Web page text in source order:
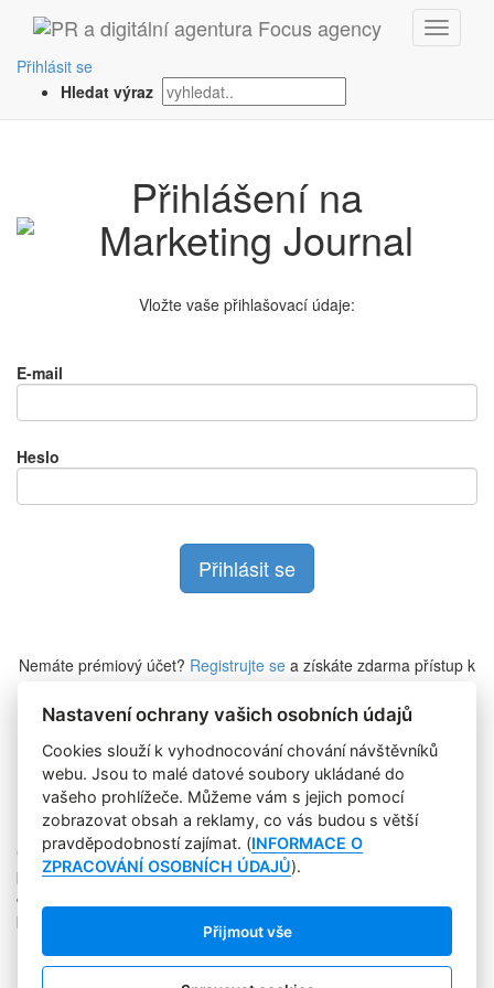
Přihlásit se
Hledat výraz
Přihlášení na
Vložte vaše přihlašovací údaje:
E-mail
Heslo
Nemáte prémiový účet? Registrujte se a získáte zdarma přístup k
Zapomněli jste heslo?
Copyright © 2004-2020 Focus Agency, s.r.o. Plné znění licenčních
podmínek. ISSN 1803-957X
Jakékoliv publikování, přebírání nebo šíření obsahu je bez
písemného souhlasu Focus Agency, s.r.o. zakázáno.
RSS 1
Štítky
Nastavení ochrany vašich osobních údajů
Cookies slouží k vyhodnocování chování návštěvníků
webu. Jsou to malé datové soubory ukládané do
vašeho prohlížeče. Můžeme vám s jejich pomocí
zobrazovat obsah a reklamy, co vás budou s větší
pravděpodobností zajímat. (INFORMACE O
ZPRACOVÁNÍ OSOBNÍCH ÚDAJŮ).
Přijmout vše